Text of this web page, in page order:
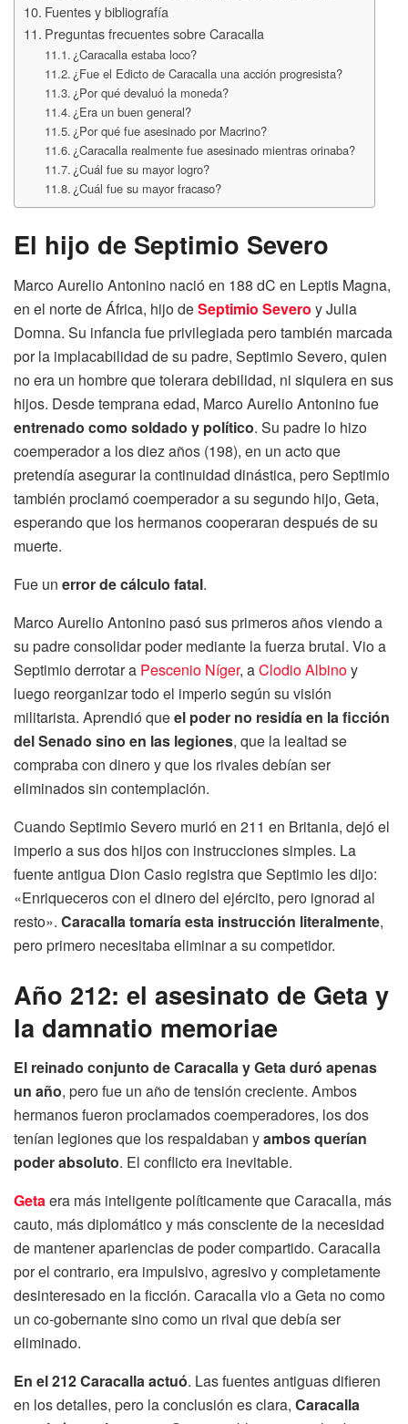
Fuentes y bibliografía
Preguntas frecuentes sobre Caracalla
¿Caracalla estaba loco?
¿Fue el Edicto de Caracalla una acción progresista?
¿Por qué devaluó la moneda?
¿Era un buen general?
¿Por qué fue asesinado por Macrino?
¿Caracalla realmente fue asesinado mientras orinaba?
¿Cuál fue su mayor logro?
¿Cuál fue su mayor fracaso?
El hijo de Septimio Severo
Marco Aurelio Antonino nació en 188 dC en Leptis Magna,
en el norte de África, hijo deSeptimio Severo y Julia
Domna. Su infancia fue privilegiada pero también marcada
por la implacabilidad de su padre, Septimio Severo, quien
no era un hombre que tolerara debilidad, ni siquiera en sus
hijos. Desde temprana edad, Marco Aurelio Antonino fue
entrenado como soldado y político. Su padre lo hizo
coemperador a los diez años (198), en un acto que
pretendía asegurar la continuidad dinástica, pero Septimio
también proclamó coemperador a su segundo hijo, Geta,
esperando que los hermanos cooperaran después de su
muerte.
Fue un error de cálculo fatal.
Marco Aurelio Antonino pasó sus primeros años viendo a
su padre consolidar poder mediante la fuerza brutal. Vio a
Septimio derrotar a Pescenio Níger, aClodio Albinoy
luego reorganizar todo el imperio según su visión
militarista. Aprendió queel poder no residía en la ficción
del Senado sino en las legiones, que la lealtad se
compraba con dinero y que los rivales debían ser
eliminados sin contemplación.
Cuando Septimio Severo murió en 211 en Britania, dejó el
imperio a sus dos hijos con instrucciones simples. La
fuente antigua Dion Casio registra que Septimio les dijo:
«Enriqueceros con el dinero del ejército, pero ignorad al
resto». Caracalla tomaría esta instrucción literalmente,
pero primero necesitaba eliminar a su competidor.
Año 212: el asesinato de Geta y
la damnatio memoriae
El reinado conjunto de Caracalla y Geta duró apenas
un año, pero fue un año de tensión creciente. Ambos
hermanos fueron proclamados coemperadores, los dos
tenían legiones que los respaldaban yambos querían
poder absoluto. El conflicto era inevitable.
Getaera más inteligente políticamente que Caracalla, más
cauto, más diplomático y más consciente de la necesidad
de mantener apariencias de poder compartido. Caracalla
por el contrario, era impulsivo, agresivo y completamente
desinteresado en la ficción. Caracalla vio a Geta no como
un co-gobernante sino como un rival que debía ser
eliminado.
En el 212 Caracalla actuó. Las fuentes antiguas difieren
en los detalles, pero la conclusión es clara, Caracalla